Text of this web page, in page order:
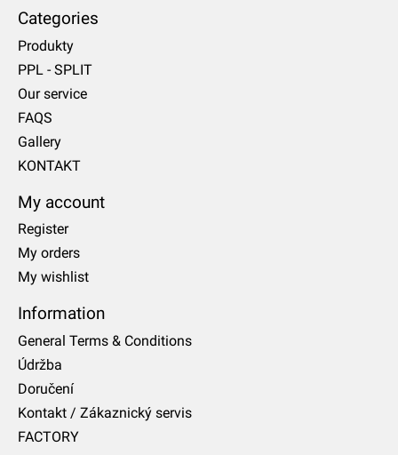
Categories
Produkty
PPL - SPLIT
Our service
FAQS
Gallery
KONTAKT
My account
Register
My orders
My wishlist
Information
General Terms & Conditions
Údržba
Doručení
Kontakt / Zákaznický servis
FACTORY